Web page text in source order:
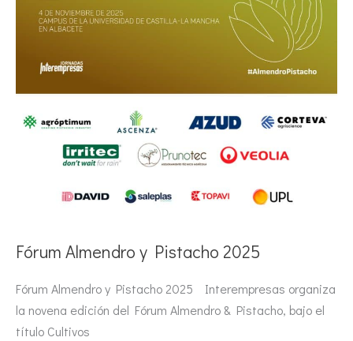
Fórum Almendro y Pistacho 2025
Fórum Almendro y Pistacho 2025 Interempresas organiza
la novena edición del Fórum Almendro & Pistacho, bajo el
título Cultivos